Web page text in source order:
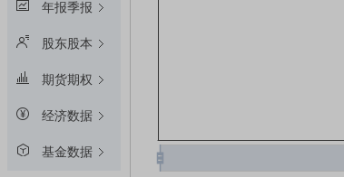
年报季报
股东股本
期货期权
经济数据
基金数据